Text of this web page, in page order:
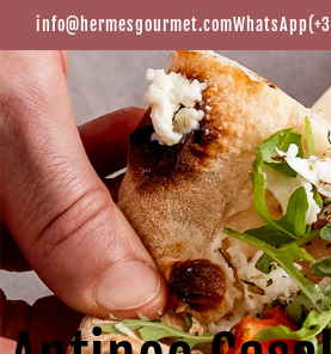
info@hermesgourmet.comWhatsApp